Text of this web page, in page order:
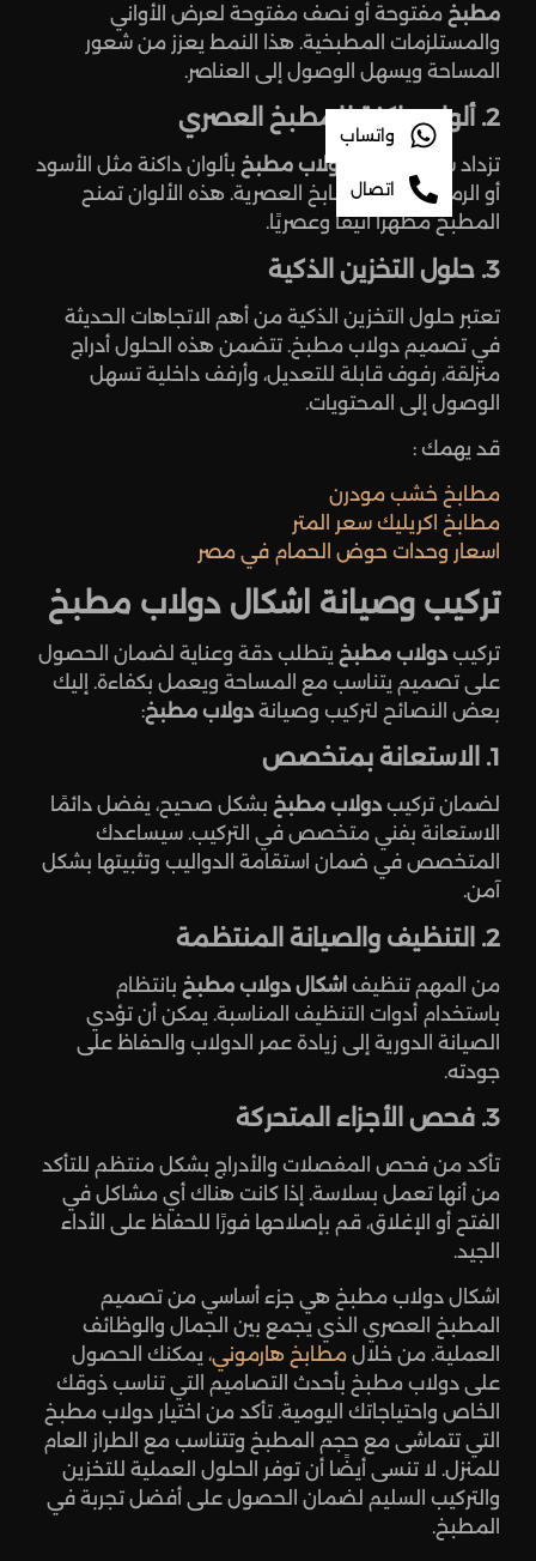
مطبخ مفتوحة أو نصف مفتوحة لعرض الأواني
والمستلزمات المطبخية. هذا النمط يعزز من شعور
المساحة ويسهل الوصول إلى العناصر.
2. ألوان داكنة للمطبخ العصري
تزداد شعبية اشال دولاب مطبخ بألوان داكنة مثل الأسود
أو الرمادي في المطابخ العصرية. هذه الألوان تمنح
المطبخ مظهرًا أنيقًا وعصريًا.
3. حلول التخزين الذكية
تعتبر حلول التخزين الذكية من أهم الاتجاهات الحديثة
في تصميم دولاب مطبخ. تتضمن هذه الحلول أدراج
منزلقة، رفوف قابلة للتعديل، وأرفف داخلية تسهل
الوصول إلى المحتويات.
قد يهمك :
مطابخ خشب مودرن
مطابخ اكريليك سعر المتر
اسعار وحدات حوض الحمام في مصر
تركيب وصيانة اشكال دولاب مطبخ
تركيب دولاب مطبخ يتطلب دقة وعناية لضمان الحصول
على تصميم يتناسب مع المساحة ويعمل بكفاءة. إليك
بعض النصائح لتركيب وصيانة دولاب مطبخ:
1. الاستعانة بمتخصص
لضمان تركيبدولاب مطبخ بشكل صحيح، يفضل دائمًا
الاستعانة بفني متخصص في التركيب. سيساعدك
المتخصص في ضمان استقامة الدواليب وتثبيتها بشكل
آمن.
2. التنظيف والصيانة المنتظمة
من المهم تنظيف اشكال دولاب مطبخ بانتظام
باستخدام أدوات التنظيف المناسبة. يمكن أن تؤدي
الصيانة الدورية إلى زيادة عمر الدولاب والحفاظ على
جودته.
3. فحص الأجزاء المتحركة
تأكد من فحص المفصلات والأدراج بشكل منتظم للتأكد
من أنها تعمل بسلاسة. إذا كانت هناك أي مشاكل في
الفتح أو الإغلاق، قم بإصلاحها فورًا للحفاظ على الأداء
الجيد.
اشكال دولاب مطبخ هي جزء أساسي من تصميم
المطبخ العصري الذي يجمع بين الجمال والوظائف
العملية. من خلال مطابخ هارموني، يمكنك الحصول
على دولاب مطبخ بأحدث التصاميم التي تناسب ذوقك
الخاص واحتياجاتك اليومية. تأكد من اختيار دولاب مطبخ
التي تتماشى مع حجم المطبخ وتتناسب مع الطراز العام
للمنزل. لا تنسى أيضًا أن توفر الحلول العملية للتخزين
والتركيب السليم لضمان الحصول على أفضل تجربة في
المطبخ.
واتساب
اتصال